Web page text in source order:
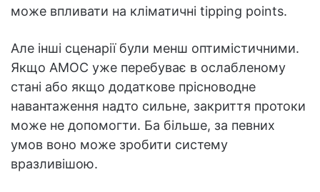
може впливати на кліматичні tipping points.
Але інші сценарії були менш оптимістичними.
Якщо AMOC уже перебуває в ослабленому
стані або якщо додаткове прісноводне
навантаження надто сильне, закриття протоки
може не допомогти. Ба більше, за певних
умов воно може зробити систему
вразливішою.